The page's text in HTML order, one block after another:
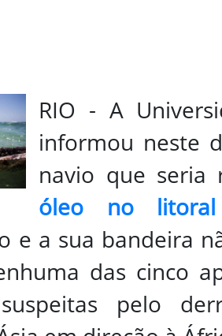
RIO - A
informou neste
navio que seria
óleo no
e a sua bandeira
das cinco
pelo